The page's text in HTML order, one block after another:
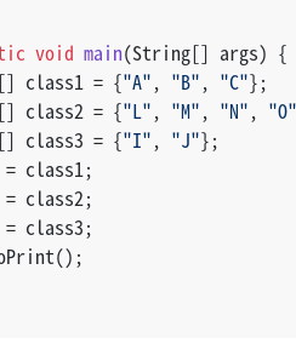
void main(String[] args) {
class1 = {
"A", "B", "C"};
class2 = {
"L", "M", "N", "O"
class3 = {
"I", "J"};
class1;
class2;
class3;